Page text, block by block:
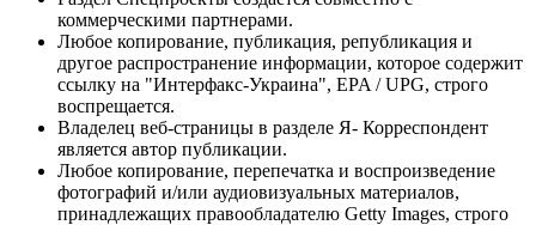
коммерческими партнерами.
Любое копирование, публикация, републикация и
другое распространение информации, которое содержит
ссылку на "Интерфакс-Украина", EPA / UPG, строго
воспрещается.
Владелец веб-страницы в разделе Я- Корреспондент
является автор публикации.
Любое копирование, перепечатка и воспроизведение
фотографий и/или аудиовизуальных материалов,
принадлежащих правообладателю Getty Images, строго